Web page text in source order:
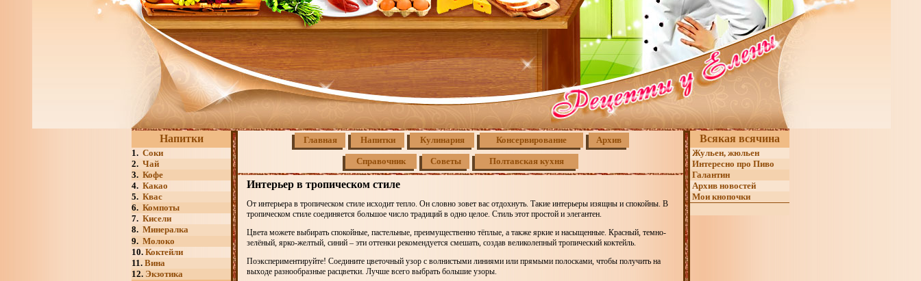
Напитки
1. Соки
2. Чай
3. Кофе
4. Какао
5. Квас
6. Компоты
7. Кисели
8. Минералка
9. Молоко
10. Коктейли
11. Вина
12. Экзотика
Главная Напитки Кулинария Консервирование Архив
Справочник Советы Полтавская кухня
Интерьер в тропическом стиле
От интерьера в тропическом стиле исходит тепло. Он словно зовет вас отдохнуть. Такие интерьеры изящны и спокойны. В
тропическом стиле соединяется большое число традиций в одно целое. Стиль этот простой и элегантен.
Цвета можете выбирать спокойные, пастельные, преимущественно тёплые, а также яркие и насыщенные. Красный, темно-
зелёный, ярко-желтый, синий – эти оттенки рекомендуется смешать, создав великолепный тропический коктейль.
Поэкспериментируйте! Соедините цветочный узор с волнистыми линиями или прямыми полосками, чтобы получить на
выходе разнообразные расцветки. Лучше всего выбрать большие узоры.
Всякая всячина
Жульен, жюльен
Интересно про Пиво
Галантин
Архив новостей
Мои кнопочки